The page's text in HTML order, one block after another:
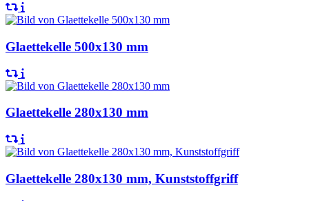
Glaettekelle 500x130 mm
Glaettekelle 280x130 mm
Glaettekelle 280x130 mm, Kunststoffgriff